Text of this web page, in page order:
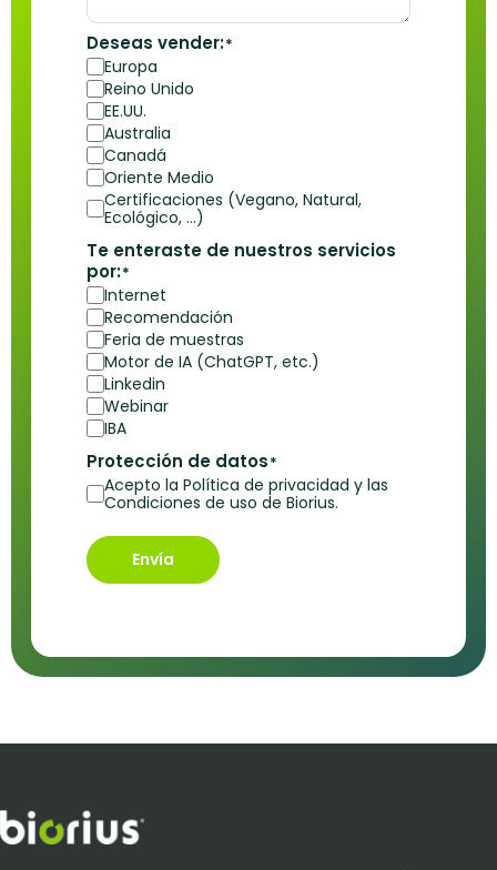
Deseas vender:*
Europa
Reino Unido
EE.UU.
Australia
Canadá
Oriente Medio
Certificaciones (Vegano, Natural,
Ecológico, ...)
Te enteraste de nuestros servicios
por:*
Internet
Recomendación
Feria de muestras
Motor de IA (ChatGPT, etc.)
Linkedin
Webinar
IBA
Protección de datos*
Acepto la Política de privacidad y las
Condiciones de uso de Biorius.
Envía